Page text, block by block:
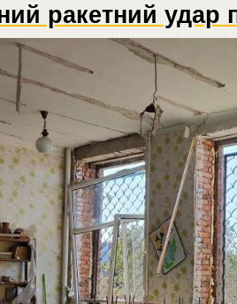
ракетний удар